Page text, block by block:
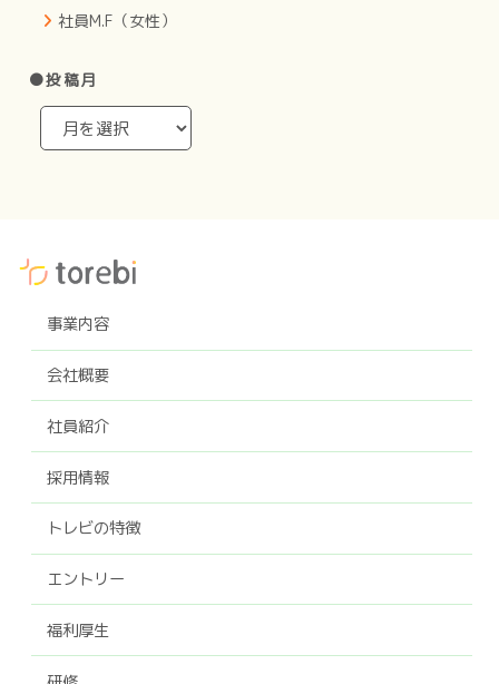
社員M.F（女性）
●投稿月
事業内容
会社概要
社員紹介
採用情報
トレビの特徴
エントリー
福利厚生